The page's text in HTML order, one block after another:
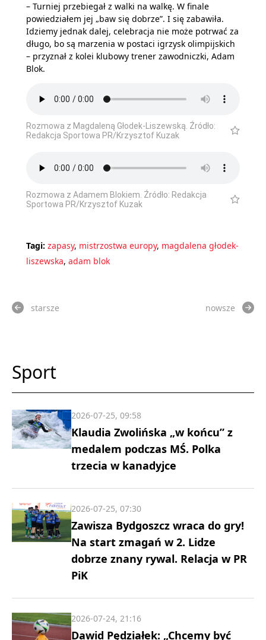
– Turniej przebiegał z walki na walkę. W finale
powiedziałem jej „baw się dobrze”. I się zabawiła.
Idziemy jednak dalej, celebracja nie może potrwać za
długo, bo są marzenia w postaci igrzysk olimpijskich
– przyznał z kolei klubowy trener zawodniczki, Adam
Blok.
Rozmowa z Magdaleną Głodek-Liszewską. Źródło:
Redakcja Sportowa PR/Krzysztof Kuzak
Rozmowa z Adamem Blokiem. Źródło: Redakcja
Sportowa PR/Krzysztof Kuzak
Tagi: zapasy, mistrzostwa europy, magdalena głodek-
liszewska, adam blok
starsze nowsze
Sport
Klaudia Zwolińska „w końcu” z
medalem podczas MŚ. Polka
trzecia w kanadyjce
2026-07-25, 09:58
Zawisza Bydgoszcz wraca do gry!
Na start zmagań w 2. Lidze
dobrze znany rywal. Relacja w PR
PiK
2026-07-25, 07:30
Dawid Pędziałek: „Chcemy być
2026-07-24, 21:16